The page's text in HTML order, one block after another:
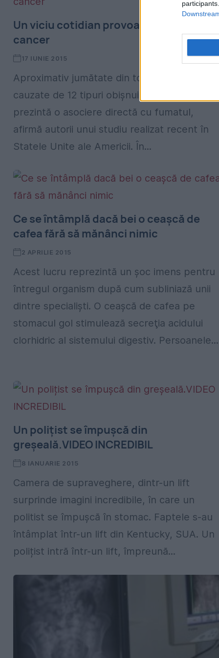
Un viciu cotidian provoacă 12 tipuri de
cancer
17 IUNIE 2015
Aproximativ jumătate din totalul deceselor
cauzate de 12 tipuri obişnuite de cancer
prezintă o asociere directă cu fumatul,
afirmă autorii unui studiu realizat recent în
Statele Unite ale Americii. În...
Ce se întâmplă dacă bei o ceaşcă de
cafea fără să mănânci nimic
2 APRILIE 2015
Acest lucru reprezintă un şoc imens pentru
întregul organism după cum subliniază unii
dintre specialişti. O ceaşcă de cafea pe
stomacul gol stimulează secreţia acidului
clorhidric al sistemului digestiv. Persoanele...
Un polițist se împușcă din
greșeală.VIDEO INCREDIBIL
8 IANUARIE 2015
Camera de supraveghere, dintr-un lift
surprinde imagini incredibile, în care un
politist se împușcă în stomac. Faptele s-au
întâmplat într-un lift din Kentucky, SUA. Un
polițist intră într-un lift, împreună...